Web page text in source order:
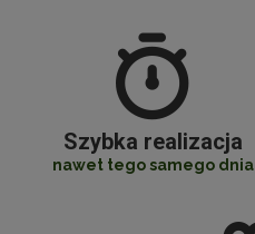
Szybka realizacja
nawet tego samego dnia